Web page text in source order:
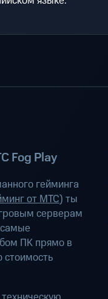
Fog Play
гейминга
от МТС) ты
серверам
ПК прямо в
стоимость